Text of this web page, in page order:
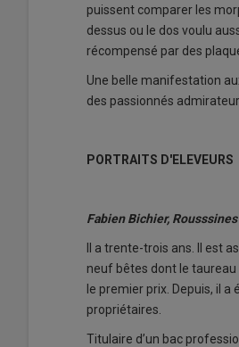
puissent comparer les
dessus ou le dos voulu
récompensé par des
Une belle manifestation
des passionnés
PORTRAITS D'ELEVEURS
Fabien Bichier,
Il a trente-trois ans. Il est
neuf bêtes dont le taureau
le premier prix. Depuis, il
propriétaires.
Titulaire d’un bac